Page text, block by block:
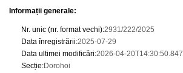
Informații generale:
Nr. unic (nr. format vechi):2931/222/2025
Data înregistrării:2025-07-29
Data ultimei modificări:2026-04-20T14:30:50.847
Secție:Dorohoi